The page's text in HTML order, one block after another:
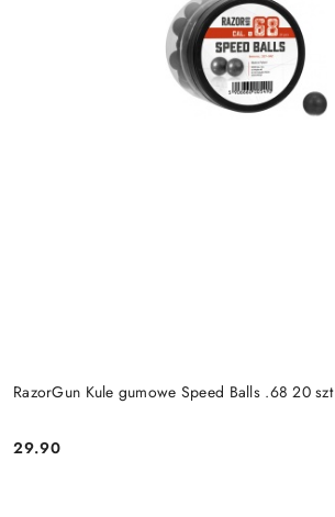
RazorGun Kule gumowe Speed Balls .68 20 szt
Cena:
29.90